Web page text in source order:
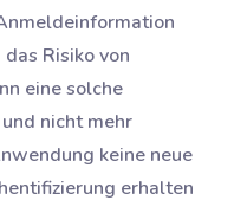
Risiko von
eine solche
nicht mehr
keine neue
erhalten